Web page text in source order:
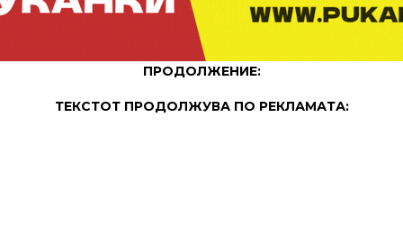
ПРОДОЛЖЕНИЕ:
ТЕКСТОТ ПРОДОЛЖУВА ПО РЕКЛАМАТА: